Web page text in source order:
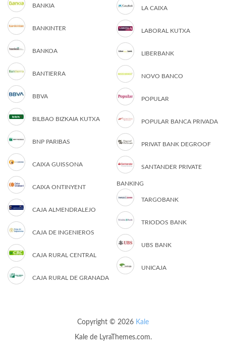
BANKIA
BANKINTER
BANKOA
BANTIERRA
BBVA
BILBAO BIZKAIA KUTXA
BNP PARIBAS
CAIXA GUISSONA
CAIXA ONTINYENT
CAJA ALMENDRALEJO
CAJA DE INGENIEROS
CAJA RURAL CENTRAL
CAJA RURAL DE GRANADA
LA CAIXA
LABORAL KUTXA
LIBERBANK
NOVO BANCO
POPULAR
POPULAR BANCA PRIVADA
PRIVAT BANK DEGROOF
SANTANDER PRIVATE
BANKING
TARGOBANK
TRIODOS BANK
UBS BANK
UNICAJA
Copyright © 2026 Kale
Kalede LyraThemes.com.